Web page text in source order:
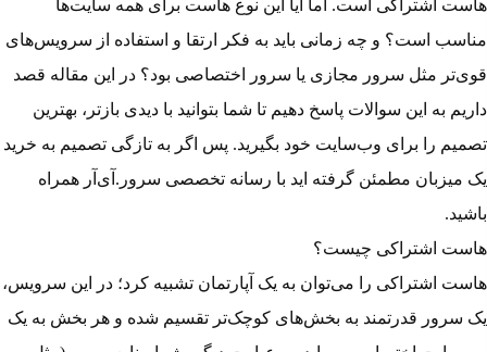
هاست اشتراکی است. اما آیا این نوع هاست برای همه سایت‌ها
مناسب است؟ و چه زمانی باید به فکر ارتقا و استفاده از سرویس‌های
قوی‌تر مثل سرور مجازی یا سرور اختصاصی بود؟ در این مقاله قصد
داریم به این سوالات پاسخ دهیم تا شما بتوانید با دیدی بازتر، بهترین
تصمیم را برای وب‌سایت خود بگیرید. پس اگر به تازگی تصمیم به خرید
یک میزبان مطمئن گرفته اید با رسانه تخصصی سرور.آی‌آر همراه
باشید.
هاست اشتراکی چیست؟
هاست اشتراکی را می‌توان به یک آپارتمان تشبیه کرد؛ در این سرویس،
یک سرور قدرتمند به بخش‌های کوچک‌تر تقسیم شده و هر بخش به یک